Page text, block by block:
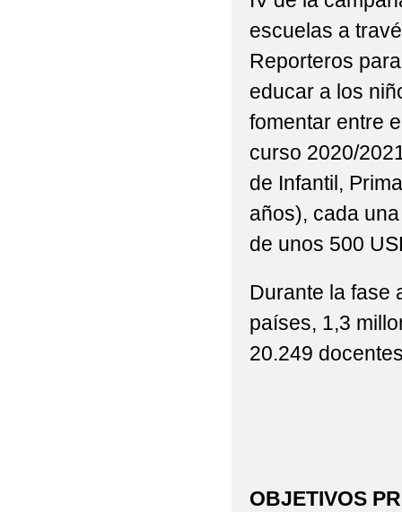
escuelas a
Reporteros
educar a los
fomentar entre
curso 2020/
de Infantil,
años), cada
de unos 500
Durante la fase
países, 1,3
20.249
OBJETIVOS